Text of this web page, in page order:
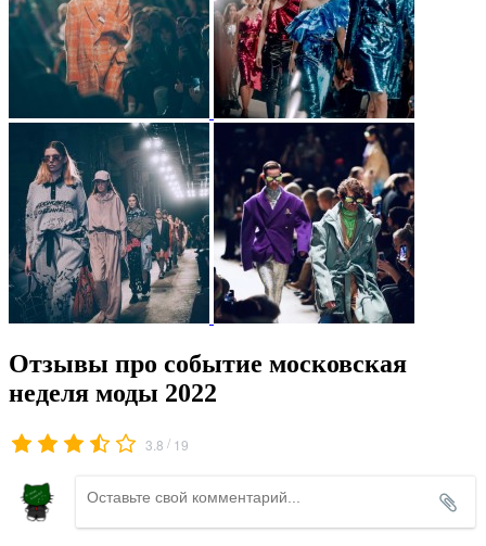
Отзывы про событие московская
неделя моды 2022
3.8 / 19